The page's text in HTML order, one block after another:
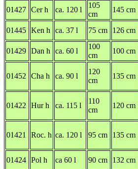
01427 Cer h ca. 120 l
105
cm
145 cm
01445 Ken h ca. 37 l 75 cm 126 cm
01429 Dan h ca. 60 l
100
cm
100 cm
01452 Cha h ca. 90 l
120
cm
135 cm
01422 Hur h ca. 115 l
110
cm
120 cm
01421 Roc. h ca. 120 l 95 cm 135 cm
01424 Pol h ca 60 l 90 cm 132 cm